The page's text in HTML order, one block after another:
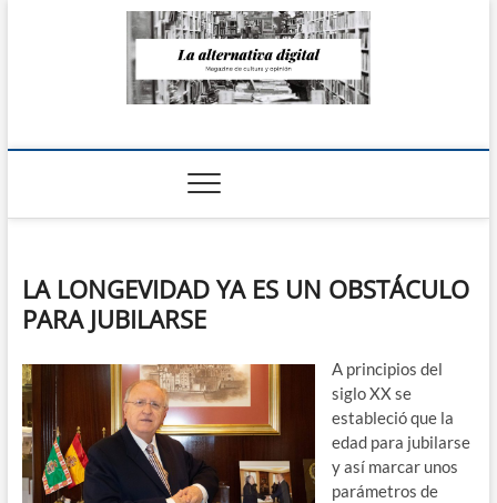
La Alternativa
LA LONGEVIDAD YA ES UN OBSTÁCULO
PARA JUBILARSE
A principios del
siglo XX se
estableció que la
edad para jubilarse
y así marcar unos
parámetros de